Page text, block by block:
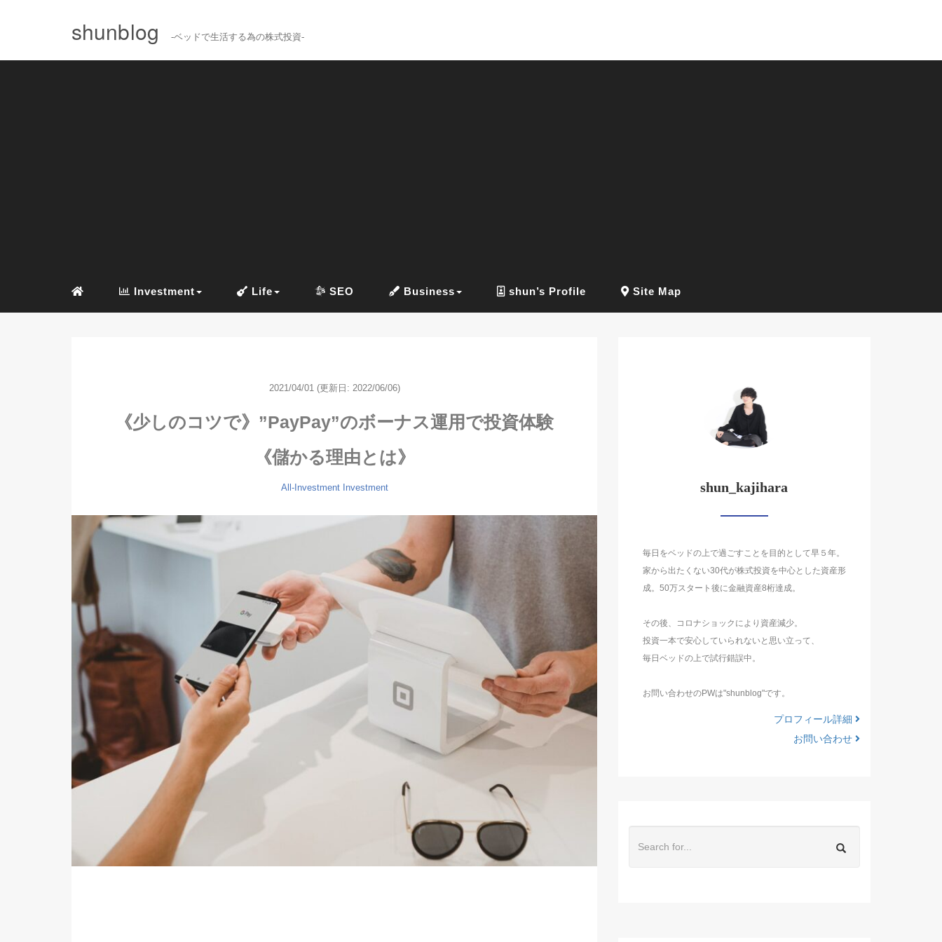
shunblog -ベッドで生活する為の株式投資-
Investment Life SEO Business shun’s Profile Site Map
2021/04/01 (更新日: 2022/06/06)
《少しのコツで》”PayPay”のボーナス運用で投資体験
《儲かる理由とは》
All-Investment Investment shun_kajihara
毎日をベッドの上で過ごすことを目的として早５年。
家から出たくない30代が株式投資を中心とした資産形
成。50万スタート後に金融資産8桁達成。
その後、コロナショックにより資産減少。
投資一本で安心していられないと思い立って、
毎日ベッドの上で試行錯誤中。
お問い合わせのPWは"shunblog"です。
プロフィール詳細
お問い合わせ